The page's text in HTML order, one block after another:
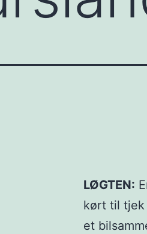
LØGTEN:
kørt til tjek
et